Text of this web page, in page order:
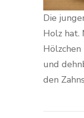
Die
Holz hat.
und
den